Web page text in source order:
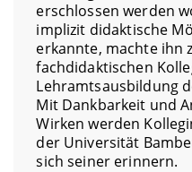
erschlossen werden
implizit didaktische
erkannte, machte ihn
fachdidaktischen
Lehramtsausbildung
Mit Dankbarkeit und
Wirken werden
der Universität
sich seiner erinnern.